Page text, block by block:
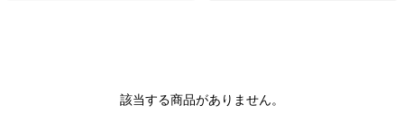
該当する商品がありません。